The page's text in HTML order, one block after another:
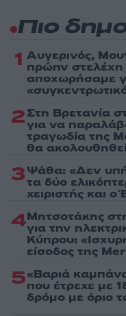
Πιο
1 Αυγερινός,
πρώην
αποχωρήσαμε
2Στη Βρετανία
για να
τραγωδία της
θα
3Ψάθα: «Δεν
τα δύο
χειριστής και
4Μητσοτάκης
για την
Κύπρου:
είσοδος της
5«Βαριά
που έτρεχε με
δρόμο με όριο